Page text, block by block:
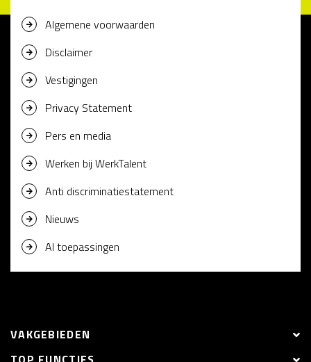
Algemene voorwaarden
Disclaimer
Vestigingen
Privacy Statement
Pers en media
Werken bij WerkTalent
Anti discriminatiestatement
Nieuws
AI toepassingen
VAKGEBIEDEN